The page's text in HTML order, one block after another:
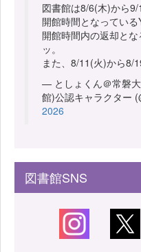
図書館は8/6(木)から
開館時間となっている
開館時間内の返却と
ッ。
また、8/11(火)から8/
— としょくん＠常磐
館)公認キャラクター
2026
図書館SNS